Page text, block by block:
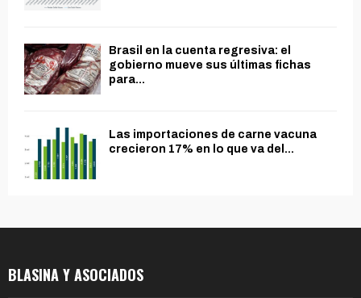
Brasil en la cuenta regresiva: el
gobierno mueve sus últimas fichas
para...
Las importaciones de carne vacuna
crecieron 17% en lo que va del...
BLASINA Y ASOCIADOS